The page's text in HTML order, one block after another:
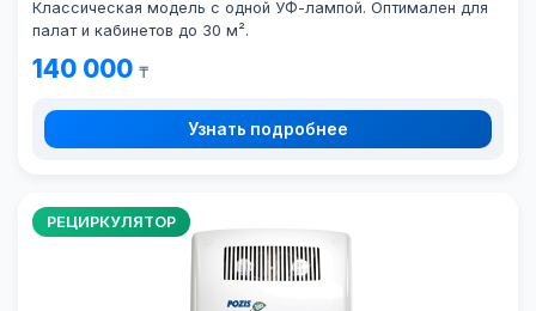
Классическая модель с одной УФ-лампой. Оптимален для
палат и кабинетов до 30 м².
140 000 ₸
Узнать подробнее
РЕЦИРКУЛЯТОР